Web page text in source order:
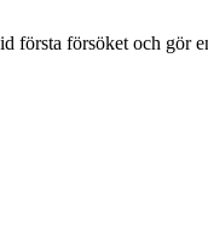
första försöket och gör